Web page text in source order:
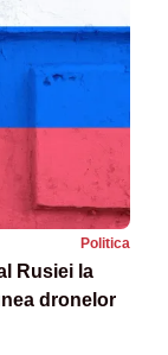
Politica
Rusiei la
dronelor